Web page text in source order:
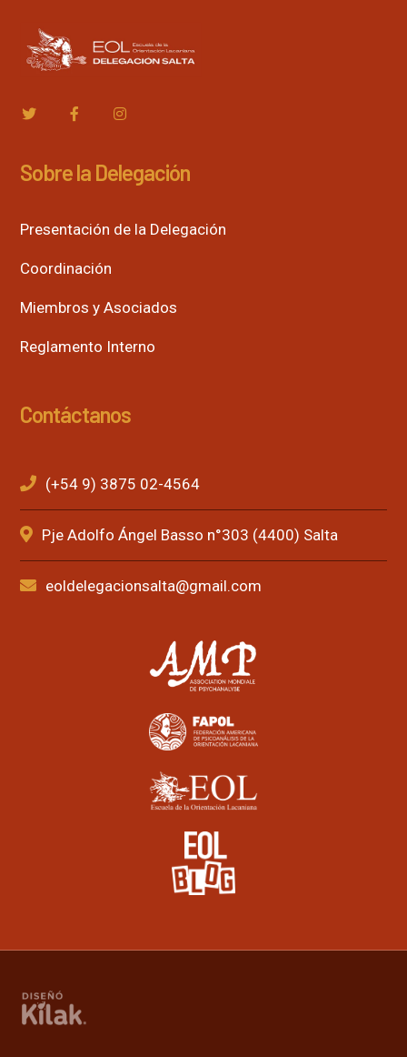
Sobre la Delegación
Presentación de la Delegación
Coordinación
Miembros y Asociados
Reglamento Interno
Contáctanos
(+54 9) 3875 02-4564
Pje Adolfo Ángel Basso n°303 (4400) Salta
eoldelegacionsalta@gmail.com